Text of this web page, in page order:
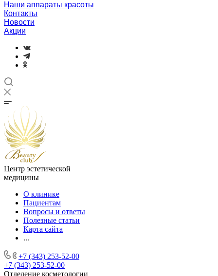
Наши аппараты красоты
Контакты
Новости
Акции
Центр эстетической
медицины
О клинике
Пациентам
Вопросы и ответы
Полезные статьи
Карта сайта
...
+7 (343) 253-52-00
+7 (343) 253-52-00
Отделение косметологии